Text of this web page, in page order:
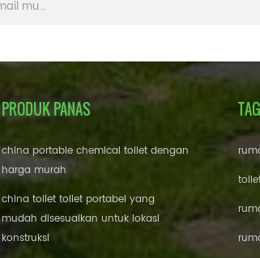
PRODUK PANAS
china portable chemical toilet dengan
harga murah
china toilet toilet portabel yang
mudah disesuaikan untuk lokasi
konstruksi